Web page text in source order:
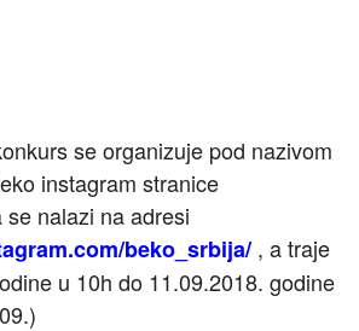
se organizuje pod nazivom
instagram stranice
nalazi na adresi
beko_srbija/, a traje
u 10h do 11.09.2018. godine